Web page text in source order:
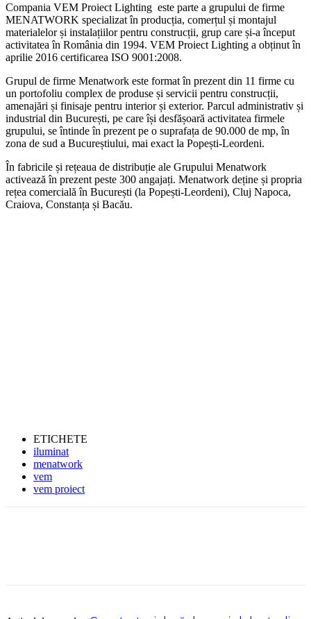
Compania VEM Proiect Lighting este parte a grupului de firme
MENATWORK specializat în producția, comerțul și montajul
materialelor și instalațiilor pentru construcții, grup care și-a început
activitatea în România din 1994. VEM Proiect Lighting a obținut în
aprilie 2016 certificarea ISO 9001:2008.
Grupul de firme Menatwork este format în prezent din 11 firme cu
un portofoliu complex de produse și servicii pentru construcții,
amenajări și finisaje pentru interior și exterior. Parcul administrativ și
industrial din București, pe care își desfășoară activitatea firmele
grupului, se întinde în prezent pe o suprafața de 90.000 de mp, în
zona de sud a Bucureștiului, mai exact la Popești-Leordeni.
În fabricile și rețeaua de distribuție ale Grupului Menatwork
activează în prezent peste 300 angajați. Menatwork deține și propria
rețea comercială în București (la Popești-Leordeni), Cluj Napoca,
Craiova, Constanța și Bacău.
ETICHETE
iluminat
menatwork
vem
vem proiect